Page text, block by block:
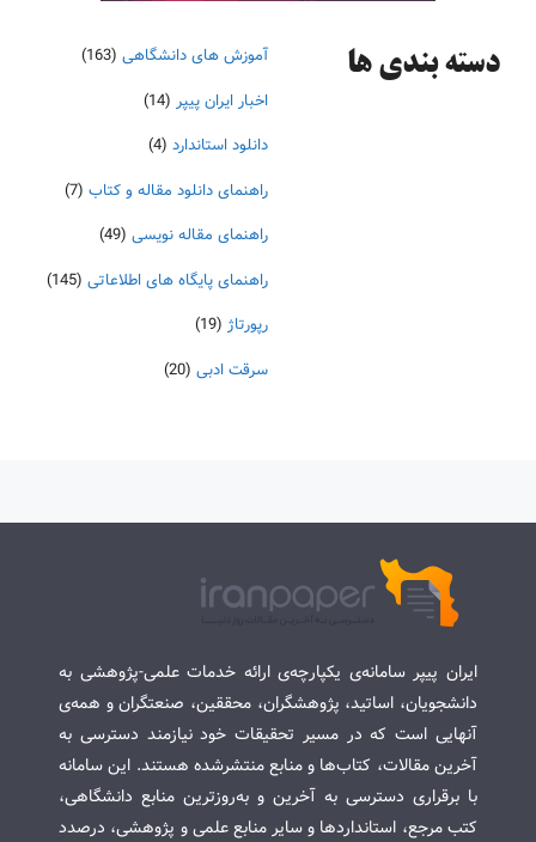
دسته‌ بندی ها آموزش های دانشگاهی (163)
اخبار ایران پیپر (14)
دانلود استاندارد (4)
راهنمای دانلود مقاله و کتاب (7)
راهنمای مقاله نویسی (49)
راهنمای پایگاه های اطلاعاتی (145)
رپورتاژ (19)
سرقت ادبی (20)
ایران پیپر سامانه‌ی یکپارچه‌ی ارائه خدمات علمی-پژوهشی به
دانشجویان، اساتید، پژوهشگران، محققین، صنعتگران و همه‌ی
آنهایی است که در مسیر تحقیقات خود نیازمند دسترسی به
آخرین مقالات، کتاب‌ها و منابع منتشرشده هستند. این سامانه
با برقراری دسترسی به آخرین و به‌روزترین منابع دانشگاهی،
کتب مرجع، استانداردها و سایر منابع علمی و پژوهشی، درصدد